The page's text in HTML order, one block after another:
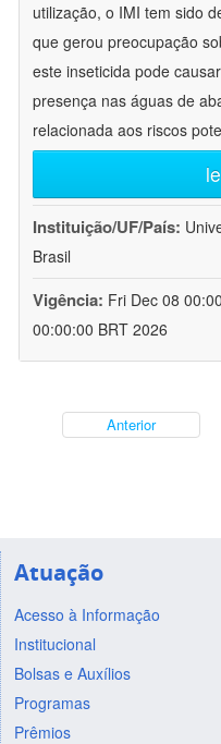
utilização, o IMI tem sido
que gerou preocupação
este inseticida pode
presença nas águas de
relacionada aos riscos
Instituição/UF/País:
Brasil
Vigência: Fri Dec 08
00:00:00 BRT 2026
Anterior
Atuação
Acesso à Informação
Institucional
Bolsas e Auxílios
Programas
Prêmios